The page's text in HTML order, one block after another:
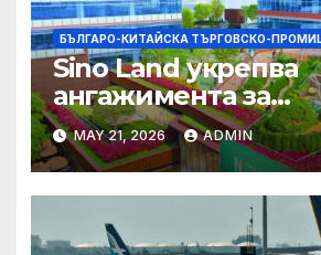
БЪЛГАРО-КИТАЙСКА ТЪРГОВСКО-
Sino Land укрепва
ангажимента за
устойчивост с
признание
MAY 21, 2026 ADMIN